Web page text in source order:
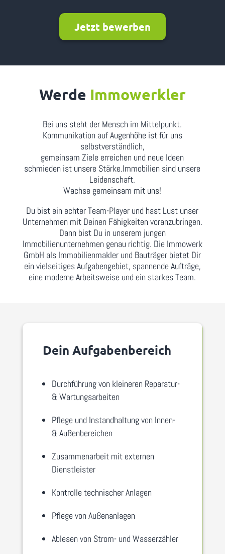
Jetzt bewerben
Werde Immowerkler
Bei uns steht der Mensch im Mittelpunkt.
Kommunikation auf Augenhöhe ist für uns
selbstverständlich,
gemeinsam Ziele erreichen und neue Ideen
schmieden ist unsere Stärke.Immobilien sind unsere
Leidenschaft.
Wachse gemeinsam mit uns!
Du bist ein echter Team-Player und hast Lust unser
Unternehmen mit Deinen Fähigkeiten voranzubringen.
Dann bist Du in unserem jungen
Immobilienunternehmen genau richtig. Die Immowerk
GmbH als Immobilienmakler und Bauträger bietet Dir
ein vielseitiges Aufgabengebiet, spannende Aufträge,
eine moderne Arbeitsweise und ein starkes Team.
Dein Aufgabenbereich
Durchführung von kleineren Reparatur-
& Wartungsarbeiten
Pflege und Instandhaltung von Innen-
& Außenbereichen
Zusammenarbeit mit externen
Dienstleister
Kontrolle technischer Anlagen
Pflege von Außenanlagen
Ablesen von Strom- und Wasserzähler